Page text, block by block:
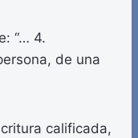
“… 4.
de una
calificada,